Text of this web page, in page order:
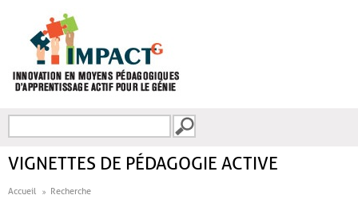
FORMULAIRE DE
VIGNETTES DE PÉDAGOGIE ACTIVE
Accueil Recherche